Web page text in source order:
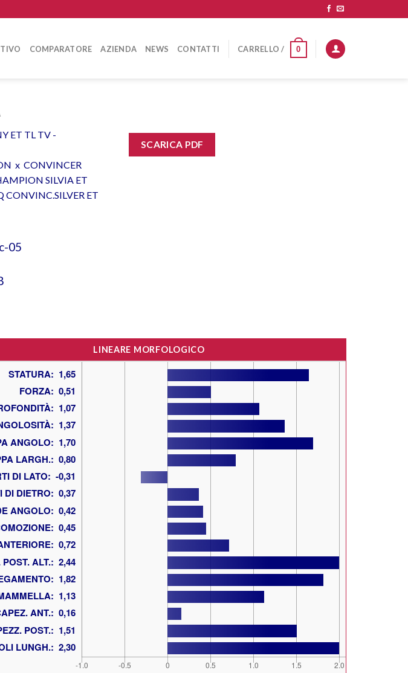
COMPARATORE AZIENDA NEWS CONTATTI CARRELLO / 0
ET TL TV -
x CONVINCER
SILVIA ET
CONVINC.SILVER ET
05
SCARICA PDF
LINEARE MORFOLOGICO